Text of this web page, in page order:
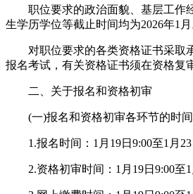
职位要求的政治面貌、基层工作
生学历学位等截止时间均为2026年1月
对职位要求的各类资格证书采取
报名考试，有关资格证书须在资格复
二、关于报名和资格初审
(一)报名和资格初审各环节的时间
1.报名时间：1月19日9:00至1月23
2.资格初审时间：1月19日9:00至1